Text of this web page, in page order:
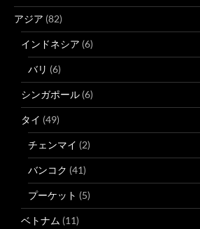
アジア (82)
インドネシア (6)
バリ (6)
シンガポール (6)
タイ (49)
チェンマイ (2)
バンコク (41)
プーケット (5)
ベトナム (11)